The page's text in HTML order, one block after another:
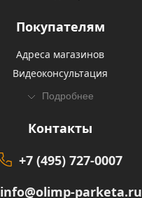
Покупателям
Адреса магазинов
Видеоконсультация
Подробнее
Контакты
+7 (495) 727-0007
info@olimp-parketa.ru